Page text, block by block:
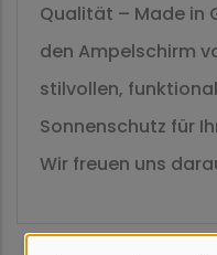
Qualität – Made in
den Ampelschirm
stilvollen,
Sonnenschutz für
Wir freuen uns